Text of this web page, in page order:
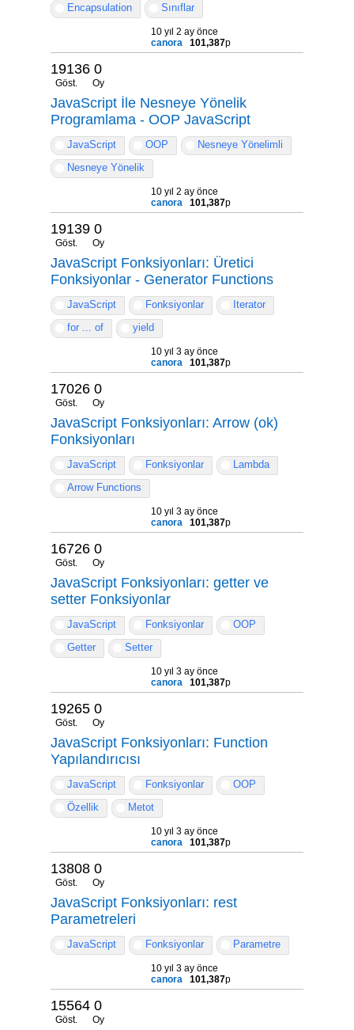
Encapsulation
Sınıflar
10 yıl 2 ay önce
canora
101,387p
19136
Göst.
0
Oy
JavaScript İle Nesneye Yönelik
Programlama - OOP JavaScript
JavaScript OOP
Nesneye Yönelimli
Nesneye Yönelik
10 yıl 2 ay önce
canora
101,387p
19139
Göst.
0
Oy
JavaScript Fonksiyonları: Üretici
Fonksiyonlar - Generator Functions
JavaScript Fonksiyonlar
Iterator
for ... of
yield
10 yıl 3 ay önce
canora
101,387p
17026
Göst.
0
Oy
JavaScript Fonksiyonları: Arrow (ok)
Fonksiyonları
JavaScript Fonksiyonlar
Lambda
Arrow Functions
10 yıl 3 ay önce
canora
101,387p
16726
Göst.
0
Oy
JavaScript Fonksiyonları: getter ve
setter Fonksiyonlar
JavaScript Fonksiyonlar
OOP
Getter
Setter
10 yıl 3 ay önce
canora
101,387p
19265
Göst.
0
Oy
JavaScript Fonksiyonları: Function
Yapılandırıcısı
JavaScript Fonksiyonlar
OOP
Özellik
Metot
10 yıl 3 ay önce
canora
101,387p
13808
Göst.
0
Oy
JavaScript Fonksiyonları: rest
Parametreleri
JavaScript Fonksiyonlar Parametre
10 yıl 3 ay önce
canora
101,387p
15564
Göst.
0
Oy